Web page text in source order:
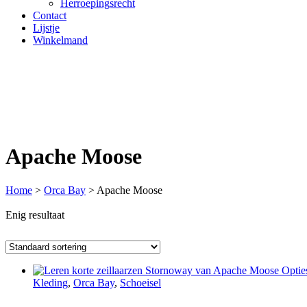
Herroepingsrecht
Contact
Lijstje
Winkelmand
Apache Moose
Home > Orca Bay > Apache Moose
Enig resultaat
Kleding, Orca Bay, Schoeisel